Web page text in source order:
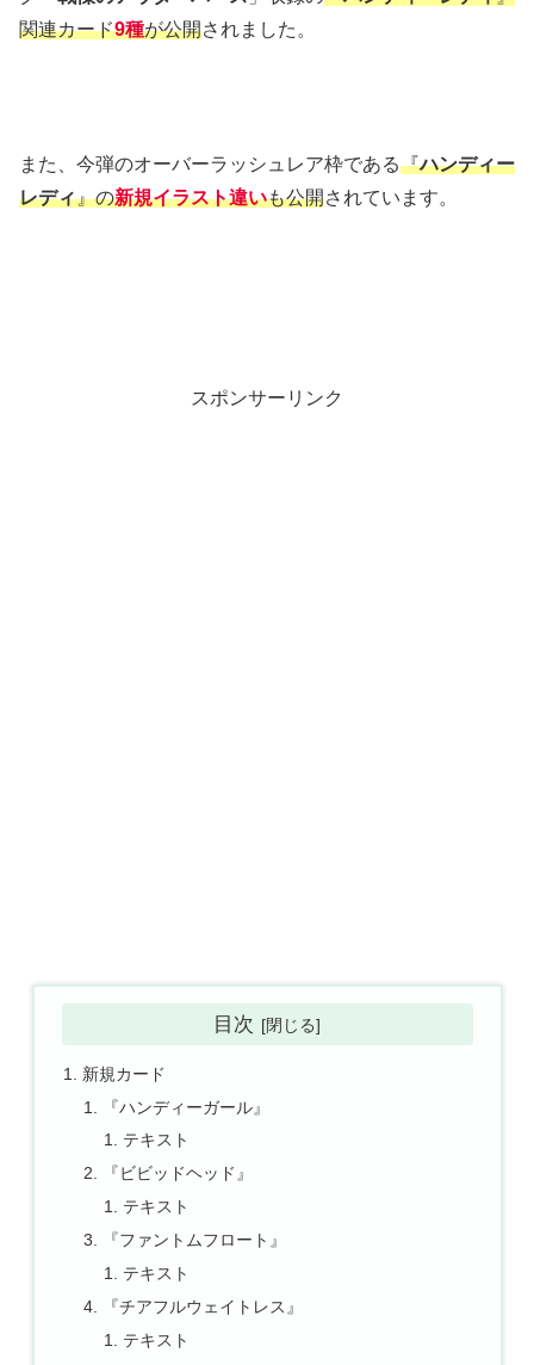
関連カード9種が公開されました。
また、今弾のオーバーラッシュレア枠である『ハンディー
レディ』の新規イラスト違いも公開されています。
スポンサーリンク
目次
新規カード
『ハンディーガール』
テキスト
『ビビッドヘッド』
テキスト
『ファントムフロート』
テキスト
『チアフルウェイトレス』
テキスト